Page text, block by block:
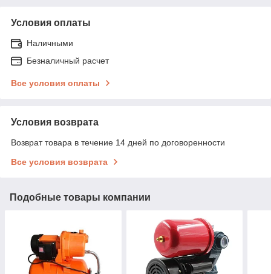
Условия оплаты
Наличными
Безналичный расчет
Все условия оплаты
Условия возврата
Возврат товара в течение 14 дней по договоренности
Все условия возврата
Подобные товары компании